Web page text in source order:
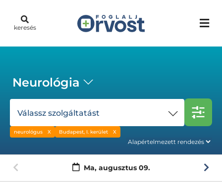
keresés
Neurológia
Válassz szolgáltatást
neurológus Budapest, I. kerület
Ma, augusztus 09.